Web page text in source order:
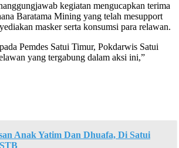
kegiatan mengucapkan terima
Baratama Mining yang telah mesupport
masker serta konsumsi para relawan.
Pemdes Satui Timur, Pokdarwis Satui
yang tergabung dalam aksi ini,”
Anak Yatim Dan Dhuafa, Di Satui